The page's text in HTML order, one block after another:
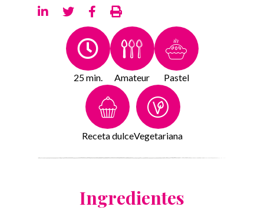
25 min. Amateur Pastel
Receta dulceVegetariana
Ingredientes